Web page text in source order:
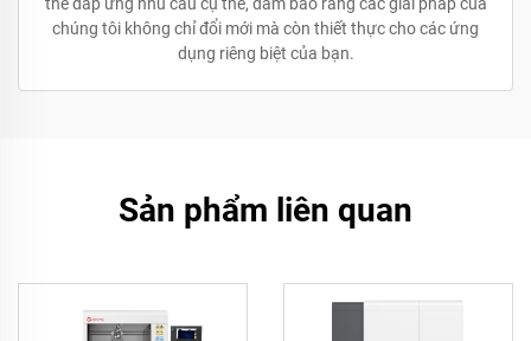
thể đáp ứng nhu cầu cụ thể, đảm bảo rằng các giải pháp của
chúng tôi không chỉ đổi mới mà còn thiết thực cho các ứng
dụng riêng biệt của bạn.
Sản phẩm liên quan